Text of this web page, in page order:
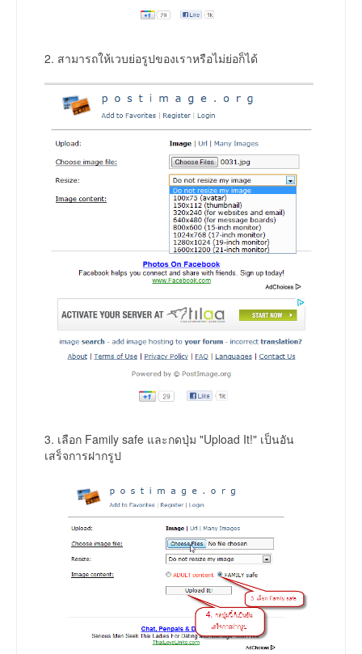
2. สามารถให้เวบย่อรูปของเราหรือไม่ย่อก็ได้
3. เลือก Family safe และกดปุ่ม "Upload It!" เป็นอัน
เสร็จการฝากรูป